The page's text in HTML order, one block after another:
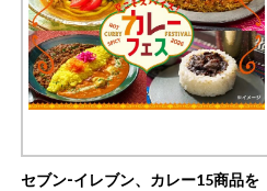
セブン‐イレブン、カレー15商品を